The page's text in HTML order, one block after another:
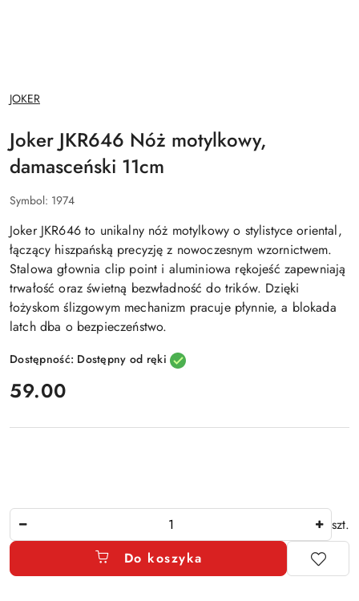
NAZWA
PRODUCENTA:
JOKER
Joker JKR646 Nóż motylkowy,
damasceński 11cm
Symbol: 1974
Joker JKR646 to unikalny nóż motylkowy o stylistyce oriental,
łączący hiszpańską precyzję z nowoczesnym wzornictwem.
Stalowa głownia clip point i aluminiowa rękojeść zapewniają
trwałość oraz świetną bezwładność do trików. Dzięki
łożyskom ślizgowym mechanizm pracuje płynnie, a blokada
latch dba o bezpieczeństwo.
Dostępność: Dostępny od ręki
cena:
59.00
szt.
Do koszyka